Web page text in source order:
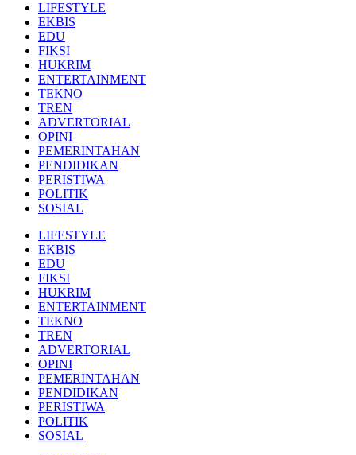
LIFESTYLE
EKBIS
EDU
FIKSI
HUKRIM
ENTERTAINMENT
TEKNO
TREN
ADVERTORIAL
OPINI
PEMERINTAHAN
PENDIDIKAN
PERISTIWA
POLITIK
SOSIAL
LIFESTYLE
EKBIS
EDU
FIKSI
HUKRIM
ENTERTAINMENT
TEKNO
TREN
ADVERTORIAL
OPINI
PEMERINTAHAN
PENDIDIKAN
PERISTIWA
POLITIK
SOSIAL